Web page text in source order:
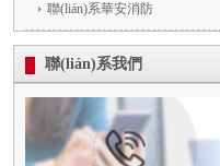
聯(lián)系華安消防
聯(lián)系我們